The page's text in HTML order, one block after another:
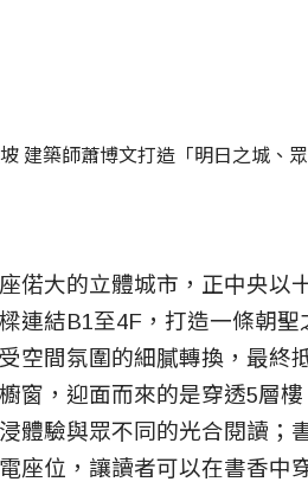
建築師蕭博文打造「明日之城、眾
偌大的立體城市，正中央以
連結B1至4F，打造一條朝
空間氛圍的細膩轉換，最終
窗，迎面而來的是穿透5層
體驗與眾不同的光合閱讀；
座位，讓讀者可以在書香中